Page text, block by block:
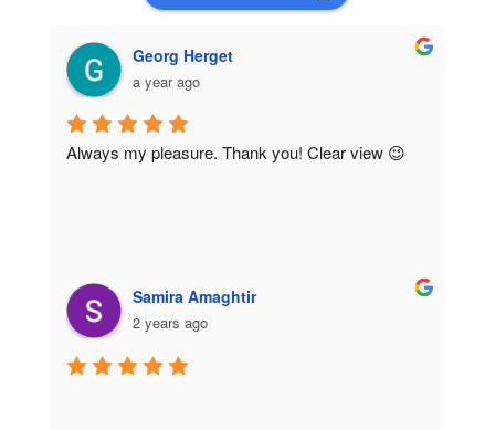
Georg Herget
a year ago
Always my pleasure. Thank you! Clear view 😉
Samira Amaghtir
2 years ago